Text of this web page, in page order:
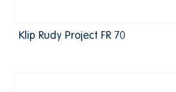
Klip Rudy Project FR 70